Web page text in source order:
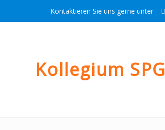
Kontaktieren Sie uns gerne unter
Kollegium SPG